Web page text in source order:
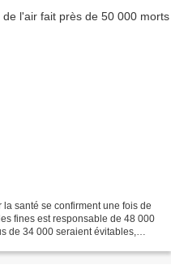
santé se confirment une fois de
fines est responsable de 48 000
de 34 000 seraient évitables,